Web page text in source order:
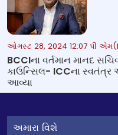
ઓગસ્ટ 28, 2024 12:07 પી
BCCIના વર્તમાન માનદ
કાઉન્સિલ- ICCના સ્વતંત્ર
આવ્યા
અમારા વિશે